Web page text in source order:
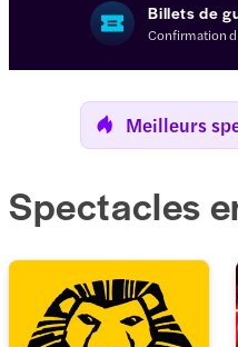
Billets de
Confirmation
Meilleurs
Spectacles